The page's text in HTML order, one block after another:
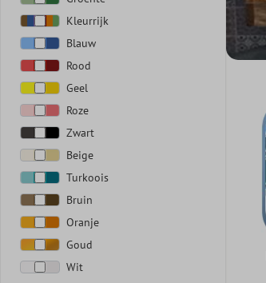
Kleurrijk
Blauw
Rood
Geel
Roze
Zwart
Beige
Turkoois
Bruin
Oranje
Goud
Wit